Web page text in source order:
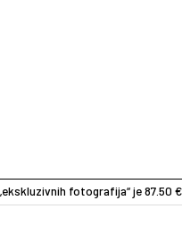
fotografija“ je 87.50